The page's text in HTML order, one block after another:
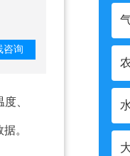
咨询
、
。